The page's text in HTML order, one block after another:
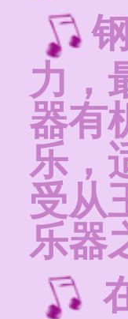
力，
器有
乐，
受从
乐器